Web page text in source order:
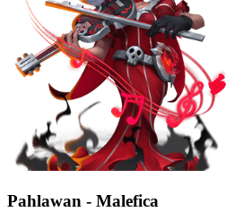
Pahlawan - Malefica